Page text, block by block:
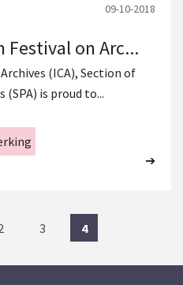
09-10-2018
Festival on Arc...
(ICA), Section of
is proud to...
3 4